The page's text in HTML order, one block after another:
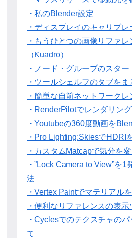
・私のBlender設定
・ディスプレイのキャリブレ
・もうひとつの画像リファ
（Kuadro）
・ノード・グループのスタ
・ツールシェルフのタブをま
・簡単な自前ネットワーク
・RenderPilotでレンダリン
・Youtubeの360度動画を
・Pro Lighting:SkiesでHDRI
・カスタムMatcapで気分を
・”Lock Camera to View”を
法
・Vertex Paintでマテリアル
・便利なリファレンスの表示
・Cyclesでのテクスチャの
て